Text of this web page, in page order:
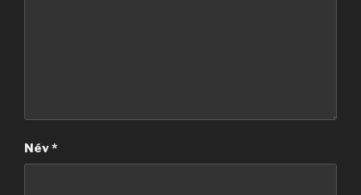
Név*